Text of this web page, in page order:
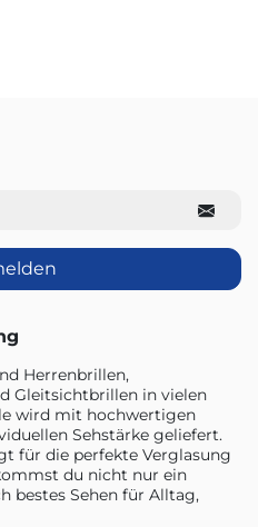
Herrenbrillen,
Gleitsichtbrillen in vielen
wird mit hochwertigen
Sehstärke geliefert.
für die perfekte Verglasung
du nicht nur ein
bestes Sehen für Alltag,